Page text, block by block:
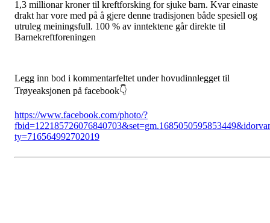
1,3 millionar kroner til kreftforsking for sjuke barn. Kvar einaste
drakt har vore med på å gjere denne tradisjonen både spesiell og
utruleg meiningsfull. 100 % av inntektene går direkte til
Barnekreftforeningen
Legg inn bod i kommentarfeltet under hovudinnlegget til
Trøyeaksjonen på facebook👇
https://www.facebook.com/photo/?
ty=716564992702019